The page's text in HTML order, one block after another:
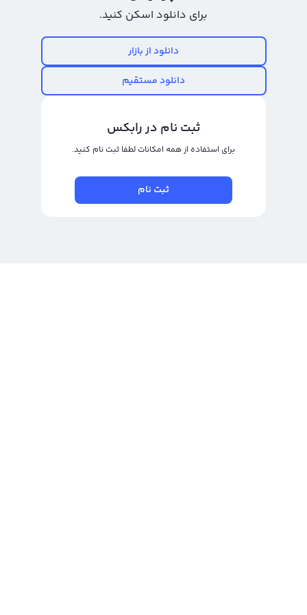
قسمت واریز ارز دیجیتال آن را به حساب کاربری خود در رابکس منتقل کنید و سپس
پلتفرم‌های تبدیل سریع یا معامله حرفه‌ای بپردازید. با استفاده از رابکس و امکان
تبدیل سلسیوس (CEL) به تومان یا ریال، معامله گران قادر خواهند بود به صورت
سریع و آسان به سود خود دست پیدا کنند.
معاملاتی بسیار بالایی دارد و سود خوبی به سرمایه‌گذاران بلند مدت و معامله‌گران
کوتاه مدت می‌دهد. همچنین سلسیوس با نام انگلیسی Celsius شناخته می‌شود و
برای دانلود اسکن کنید.
دانلود از بازار
دانلود مستقیم
ثبت نام در رابکس
برای استفاده از همه امکانات لطفا ثبت نام کنید.
ثبت نام